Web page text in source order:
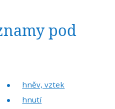
pod
hněv, vztek
hnutí